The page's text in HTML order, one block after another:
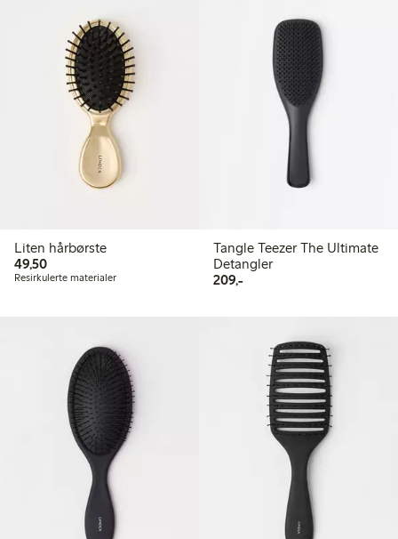
Liten hårbørste
49,5049,50 kr
Resirkulerte materialer
Tangle Teezer The Ultimate
Detangler
209,-209,00 kr